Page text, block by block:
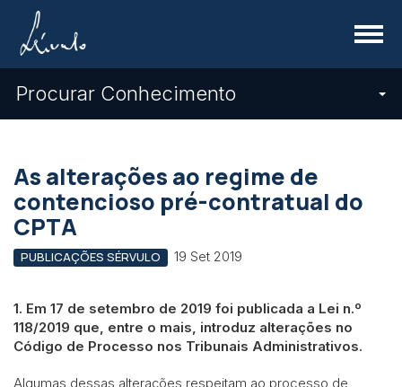
Menu
Procurar Conhecimento
As alterações ao regime de
contencioso pré-contratual do
CPTA
PUBLICAÇÕES SÉRVULO 19 Set 2019
1. Em 17 de setembro de 2019 foi publicada a Lei n.º
118/2019 que, entre o mais, introduz alterações no
Código de Processo nos Tribunais Administrativos.
Algumas dessas alterações respeitam ao processo de